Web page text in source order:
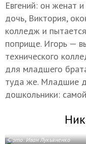
Евгений: он женат
дочь, Виктория,
колледж и
поприще. Игорь —
технического
для младшего
туда же. Младшие
дошкольники:
Фото: Иван Лукьяненко